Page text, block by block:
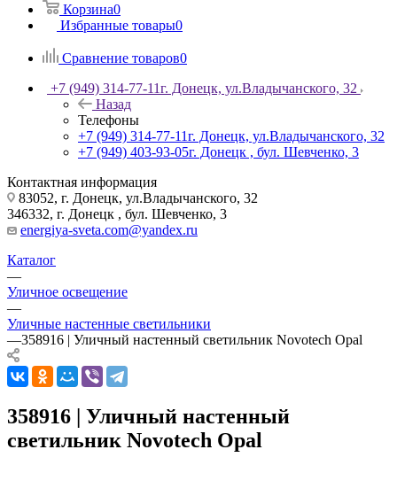
Корзина0
Избранные товары0
Сравнение товаров0
+7 (949) 314-77-11г. Донецк, ул.Владычанского, 32
Назад
Телефоны
+7 (949) 314-77-11г. Донецк, ул.Владычанского, 32
+7 (949) 403-93-05г. Донецк , бул. Шевченко, 3
Контактная информация
83052, г. Донецк, ул.Владычанского, 32
346332, г. Донецк , бул. Шевченко, 3
energiya-sveta.com@yandex.ru
Каталог
—
Уличное освещение
—
Уличные настенные светильники
—358916 | Уличный настенный светильник Novotech Opal
358916 | Уличный настенный
светильник Novotech Opal